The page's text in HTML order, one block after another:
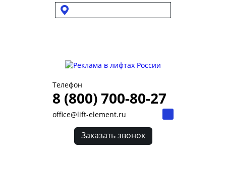
Телефон
8 (800) 700-80-27
office@lift-element.ru
Заказать звонок